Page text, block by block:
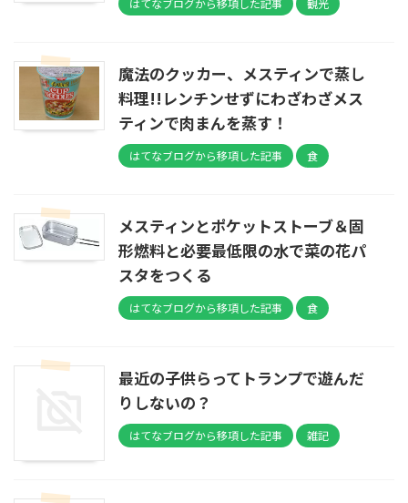
はてなブログから移項した記事 観光
魔法のクッカー、メスティンで蒸し
料理!!レンチンせずにわざわざメス
ティンで肉まんを蒸す！
はてなブログから移項した記事 食
メスティンとポケットストーブ＆固
形燃料と必要最低限の水で菜の花パ
スタをつくる
はてなブログから移項した記事 食
最近の子供らってトランプで遊んだ
りしないの？
はてなブログから移項した記事 雑記